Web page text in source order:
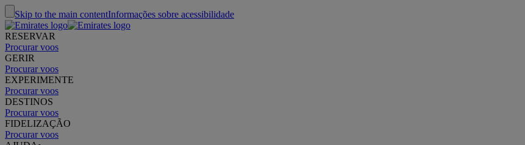
Skip to the main contentInformações sobre acessibilidade
RESERVAR
Procurar voos
GERIR
Procurar voos
EXPERIMENTE
Procurar voos
DESTINOS
Procurar voos
FIDELIZAÇÃO
Procurar voos